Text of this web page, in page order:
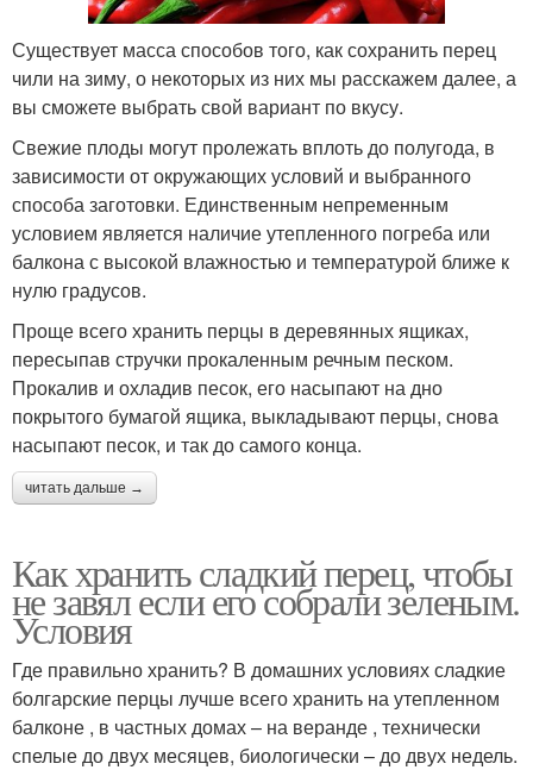
Существует масса способов того, как сохранить перец
чили на зиму, о некоторых из них мы расскажем далее, а
вы сможете выбрать свой вариант по вкусу.
Свежие плоды могут пролежать вплоть до полугода, в
зависимости от окружающих условий и выбранного
способа заготовки. Единственным непременным
условием является наличие утепленного погреба или
балкона с высокой влажностью и температурой ближе к
нулю градусов.
Проще всего хранить перцы в деревянных ящиках,
пересыпав стручки прокаленным речным песком.
Прокалив и охладив песок, его насыпают на дно
покрытого бумагой ящика, выкладывают перцы, снова
насыпают песок, и так до самого конца.
читать дальше →
Как хранить сладкий перец, чтобы
не завял если его собрали зеленым.
Условия
Где правильно хранить? В домашних условиях сладкие
болгарские перцы лучше всего хранить на утепленном
балконе , в частных домах – на веранде , технически
спелые до двух месяцев, биологически – до двух недель.